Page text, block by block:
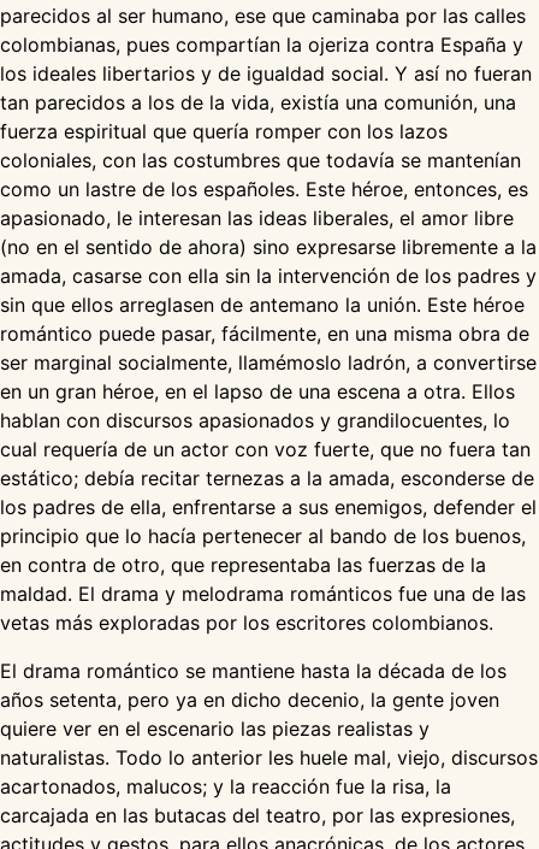
parecidos al ser humano, ese que caminaba por las calles
colombianas, pues compartían la ojeriza contra España y
los ideales libertarios y de igualdad social. Y así no fueran
tan parecidos a los de la vida, existía una comunión, una
fuerza espiritual que quería romper con los lazos
coloniales, con las costumbres que todavía se mantenían
como un lastre de los españoles. Este héroe, entonces, es
apasionado, le interesan las ideas liberales, el amor libre
(no en el sentido de ahora) sino expresarse libremente a la
amada, casarse con ella sin la intervención de los padres y
sin que ellos arreglasen de antemano la unión. Este héroe
romántico puede pasar, fácilmente, en una misma obra de
ser marginal socialmente, llamémoslo ladrón, a convertirse
en un gran héroe, en el lapso de una escena a otra. Ellos
hablan con discursos apasionados y grandilocuentes, lo
cual requería de un actor con voz fuerte, que no fuera tan
estático; debía recitar ternezas a la amada, esconderse de
los padres de ella, enfrentarse a sus enemigos, defender el
principio que lo hacía pertenecer al bando de los buenos,
en contra de otro, que representaba las fuerzas de la
maldad. El drama y melodrama románticos fue una de las
vetas más exploradas por los escritores colombianos.
El drama romántico se mantiene hasta la década de los
años setenta, pero ya en dicho decenio, la gente joven
quiere ver en el escenario las piezas realistas y
naturalistas. Todo lo anterior les huele mal, viejo, discursos
acartonados, malucos; y la reacción fue la risa, la
carcajada en las butacas del teatro, por las expresiones,
actitudes y gestos, para ellos anacrónicas, de los actores.